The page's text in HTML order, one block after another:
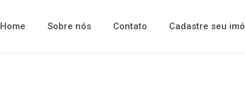
Home Sobre nós Contato Cadastre seu